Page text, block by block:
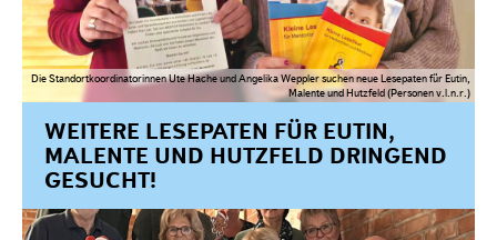
Die Standortkoordinatorinnen Ute Hache und Angelika Weppler suchen neue Lesepaten für Eutin,
Malente und Hutzfeld (Personen v.l.n.r.)
WEITERE LESEPATEN FÜR EUTIN,
MALENTE UND HUTZFELD DRINGEND
GESUCHT!